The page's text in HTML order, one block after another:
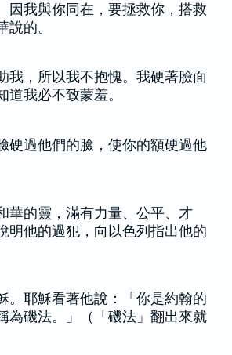
因我與你同在，要拯救你，搭救
說的。
我，所以我不抱愧。我硬著臉面
道我必不致蒙羞。
硬過他們的臉，使你的額硬過他
華的靈，滿有力量、公平、才
明他的過犯，向以色列指出他的
。耶穌看著他說：「你是約翰的
為磯法。」（「磯法」翻出來就